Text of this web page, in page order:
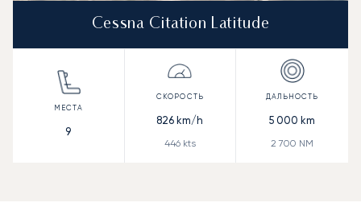
Cessna Citation Latitude
9
826 km/h
446kts
5 000 km
2 700 NM